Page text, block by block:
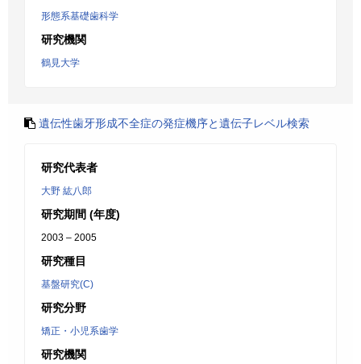
形態系基礎歯科学
研究機関
鶴見大学
遺伝性歯牙形成不全症の発症機序と遺伝子レベル検索
研究代表者
大野 紘八郎
研究期間 (年度)
2003 – 2005
研究種目
基盤研究(C)
研究分野
矯正・小児系歯学
研究機関